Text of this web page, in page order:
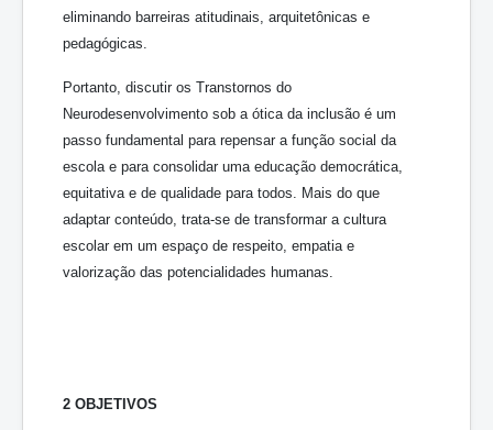
eliminando barreiras atitudinais, arquitetônicas e
pedagógicas.
Portanto, discutir os Transtornos do
Neurodesenvolvimento sob a ótica da inclusão é um
passo fundamental para repensar a função social da
escola e para consolidar uma educação democrática,
equitativa e de qualidade para todos. Mais do que
adaptar conteúdo, trata-se de transformar a cultura
escolar em um espaço de respeito, empatia e
valorização das potencialidades humanas.
2 OBJETIVOS